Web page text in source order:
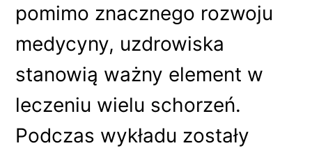
pomimo znacznego rozwoju
medycyny, uzdrowiska
stanowią ważny element w
leczeniu wielu schorzeń.
Podczas wykładu zostały